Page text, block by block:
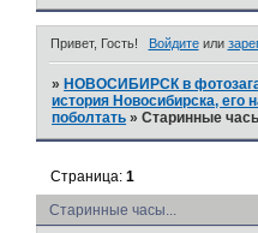
Привет, Гость! Войдитеили
» НОВОСИБИРСК в
история Новосибирска, его
поболтать »Старинные
Старинные часы...
Страница:1